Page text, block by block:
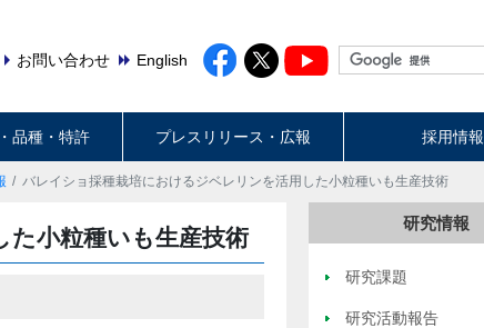
お問い合わせ English
品種・特許 プレスリリース・広報 採用情報
バレイショ採種栽培におけるジベレリンを活用した小粒種いも生産技術
小粒種いも生産技術
研究情報
研究課題
研究活動報告